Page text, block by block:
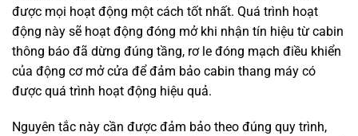
được mọi hoạt động một cách tốt nhất. Quá trình hoạt
động này sẽ hoạt động đóng mở khi nhận tín hiệu từ cabin
thông báo đã dừng đúng tầng, rơ le đóng mạch điều khiển
của động cơ mở cửa để đảm bảo cabin thang máy có
được quá trình hoạt động hiệu quả.
Nguyên tắc này cần được đảm bảo theo đúng quy trình,